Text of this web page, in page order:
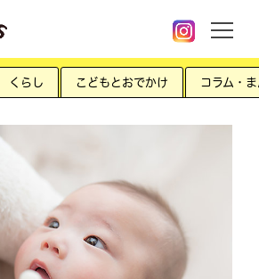
くらし こどもとおでかけ コラム・